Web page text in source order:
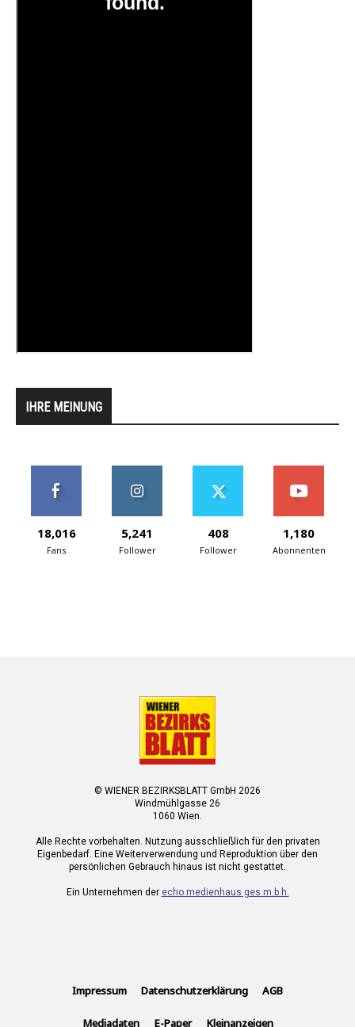
IHRE MEINUNG
18,016
Fans
5,241
Follower
408
Follower
1,180
Abonnenten
© WIENER BEZIRKSBLATT GmbH 2026
Windmühlgasse 26
1060 Wien.
Alle Rechte vorbehalten. Nutzung ausschließlich für den privaten
Eigenbedarf. Eine Weiterverwendung und Reproduktion über den
persönlichen Gebrauch hinaus ist nicht gestattet.
Ein Unternehmen der echo medienhaus ges.m.b.h.
Impressum Datenschutzerklärung AGB
Mediadaten E-Paper Kleinanzeigen